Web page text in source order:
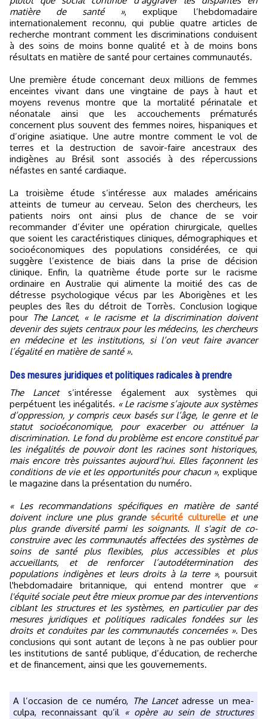
matière de santé », explique l’hebdomadaire
internationalement reconnu, qui publie quatre articles de
recherche montrant comment les discriminations conduisent
à des soins de moins bonne qualité et à de moins bons
résultats en matière de santé pour certaines communautés.
Une première étude concernant deux millions de femmes
enceintes vivant dans une vingtaine de pays à haut et
moyens revenus montre que la mortalité périnatale et
néonatale ainsi que les accouchements prématurés
concernent plus souvent des femmes noires, hispaniques et
d’origine asiatique. Une autre montre comment le vol de
terres et la destruction de savoir-faire ancestraux des
indigènes au Brésil sont associés à des répercussions
néfastes en santé cardiaque.
La troisième étude s’intéresse aux malades américains
atteints de tumeur au cerveau. Selon des chercheurs, les
patients noirs ont ainsi plus de chance de se voir
recommander d’éviter une opération chirurgicale, quelles
que soient les caractéristiques cliniques, démographiques et
socioéconomiques des populations considérées, ce qui
suggère l’existence de biais dans la prise de décision
clinique. Enfin, la quatrième étude porte sur le racisme
ordinaire en Australie qui alimente la moitié des cas de
détresse psychologique vécus par les Aborigènes et les
peuples des îles du détroit de Torrès. Conclusion logique
pour The Lancet, « le racisme et la discrimination doivent
devenir des sujets centraux pour les médecins, les chercheurs
en médecine et les institutions, si l’on veut faire avancer
l’égalité en matière de santé ».
Des mesures juridiques et politiques radicales à prendre
The Lancets’intéresse également aux systèmes qui
perpétuent les inégalités. « Le racisme s’ajoute aux systèmes
d’oppression, y compris ceux basés sur l’âge, le genre et le
statut socioéconomique, pour exacerber ou atténuer la
discrimination. Le fond du problème est encore constitué par
les inégalités de pouvoir dont les racines sont historiques,
mais encore très puissantes aujourd’hui. Elles façonnent les
conditions de vie et les opportunités pour chacun », explique
le magazine dans la présentation du numéro.
« Les recommandations spécifiques en matière de santé
doivent inclure une plus grande sécurité culturelle et une
plus grande diversité parmi les soignants. Il s'agit de co-
construire avec les communautés affectées des systèmes de
soins de santé plus flexibles, plus accessibles et plus
accueillants, et de renforcer l’autodétermination des
populations indigènes et leurs droits à la terre », poursuit
l'hebdomadaire britannique, qui entend montrer que
«
l'équité sociale peut être mieux promue par des interventions
ciblant les structures et les systèmes, en particulier par des
mesures juridiques et politiques radicales fondées sur les
droits et conduites par les communautés concernées ». Des
conclusions qui sont autant de leçons à ne pas oublier pour
les institutions de santé publique, d’éducation, de recherche
et de financement, ainsi que les gouvernements.
A l’occasion de ce numéro, The Lancetadresse un mea-
culpa, reconnaissant qu’il « opère au sein de structures